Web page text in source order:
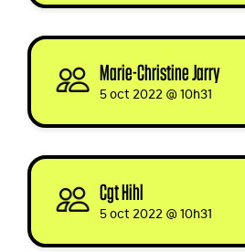
Marie-Christine Jarry
5 oct 2022 @ 10h31
Cgt Hihl
5 oct 2022 @ 10h31